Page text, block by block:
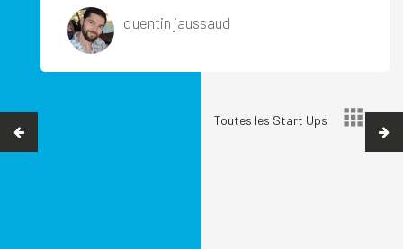
quentin jaussaud
Toutes les Start Ups